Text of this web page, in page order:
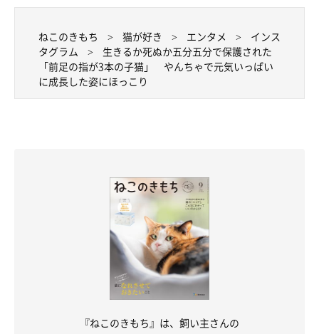
ねこのきもち 猫が好き エンタメ
インス
タグラム
生きるか死ぬか五分五分で保護された
「前足の指が3本の子猫」 やんちゃで元気いっぱい
に成長した姿にほっこり
『ねこのきもち』は、飼い主さんの